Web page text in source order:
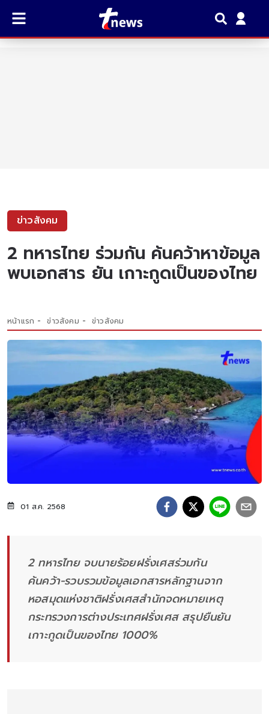
ข่าวสังคม
2 ทหารไทย ร่วมกัน ค้นคว้าหาข้อมูล
พบเอกสาร ยัน เกาะกูดเป็นของไทย
หน้าแรก ข่าวสังคม ข่าวสังคม
01 ส.ค. 2568
2 ทหารไทย จบนายร้อยฝรั่งเศสร่วมกัน
ค้นคว้า-รวบรวมข้อมูลเอกสารหลักฐานจาก
หอสมุดแห่งชาติฝรั่งเศสสำนักจดหมายเหตุ
กระทรวงการต่างประเทศฝรั่งเศส สรุปยืนยัน
เกาะกูดเป็นของไทย 1000%